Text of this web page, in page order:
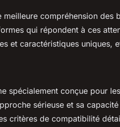
meilleure compréhension des
qui répondent à ces
et caractéristiques uniques,
spécialement conçue pour
sérieuse et sa
critères de compatibilité